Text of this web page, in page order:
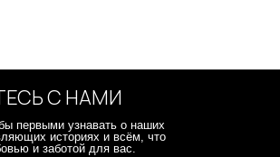
С НАМИ
первыми узнавать о наших
историях и всём, что
и заботой для вас.